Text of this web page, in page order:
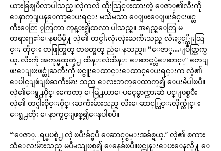
ယားခြစျပဳလာပါသည္။လဲ့ကလဲ ထိုးသြင္းထားတဲ့ ေဇာ္၏လီးကို
ေနာက္ျပန္ေကာ့ေပးရင္း မသိမသာ ေျဖးေျဖးခ်င္းဖင္ႀ
ကီးေတြ ႂကြကာ ကုန္း၍ထလာ ပါသည္။ အရည္ေတြ မ
တရား႐ႊဲေနၿပီမို႔ လဲ့၏ တင္ပါးလုံးလုံးႀကီးသည္ လီးႏွင့္ထိုးသြ
င္း တိုင္း တဖြတ္ဖြတ္ တဖတ္ဖတ္ ညံေနသည္။ “ေဇာ္…ျပဳတ္ထြက္မ
ယ္..လီးကို အကုန္မထုတ္နဲ႕ ထိန္းလဲထိန္း ေဆာင့္လဲေဆာင့္” တေျ
ဖးေျဖးဖင္ဆုံႀကီးကို ဖင္ဗူးေထာင္းေထာင္ေပးရင္းက လဲ့၏
ေပါင္ျဖဴျဖဴႀကီးမ်ား သည္ ေလးဘက္ေထာက္၍ ေပးမိပါၿပီ။
လဲ့၏ေရွ႕ပိုင္းကေတာ့ ေမြ႕ယာေပၚေမွာက္ထားဆဲ ပင္ျဖစ္ၿပီး
လဲ့၏ တင္ပါးဝိုင္းဝိုင္းႀကီးမ်ားသည္ လီးေဆာင့္သြင္းလိုက္တိုင္း
ေရွ႕တိုး ေနာက္ငင္ျဖစ္၍ေနပါၿပီ။
“ေဇာ္…ရပ္မပစ္နဲ႕.လဲ့ ၿပီးခ်င္ၿပီ ေဆာင့္စမ္းအခ်စ္ရယ္.” လဲ့၏ စကား
သံေလးမ်ားသည္ မပီမသျဖစ္၍ ေနေခ်ၿပီ။ဖင္ကုန္းေပးေနလို႔ ေ